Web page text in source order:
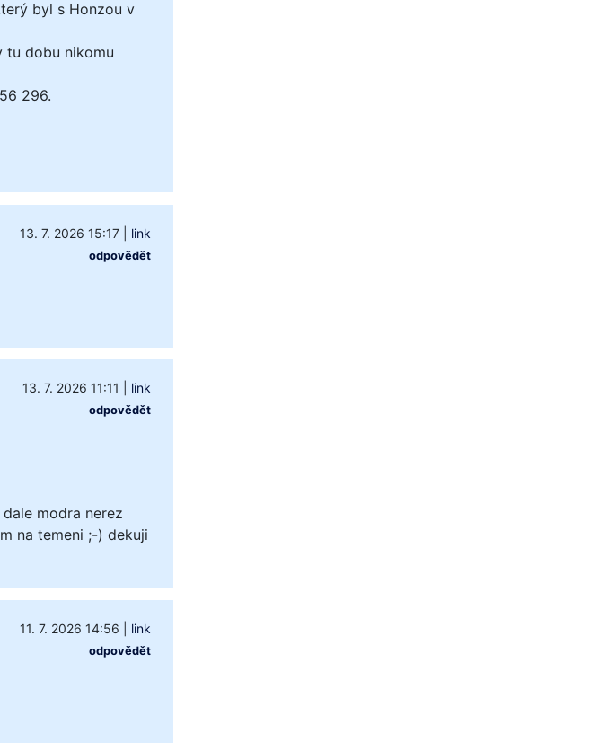
byl s Honzou v
tu dobu nikomu
296.
13. 7. 2026 15:17| link
odpovědět
13. 7. 2026 11:11 link
odpovědět
modra nerez
na temeni ;-) dekuji
11. 7. 2026 14:56 link
odpovědět